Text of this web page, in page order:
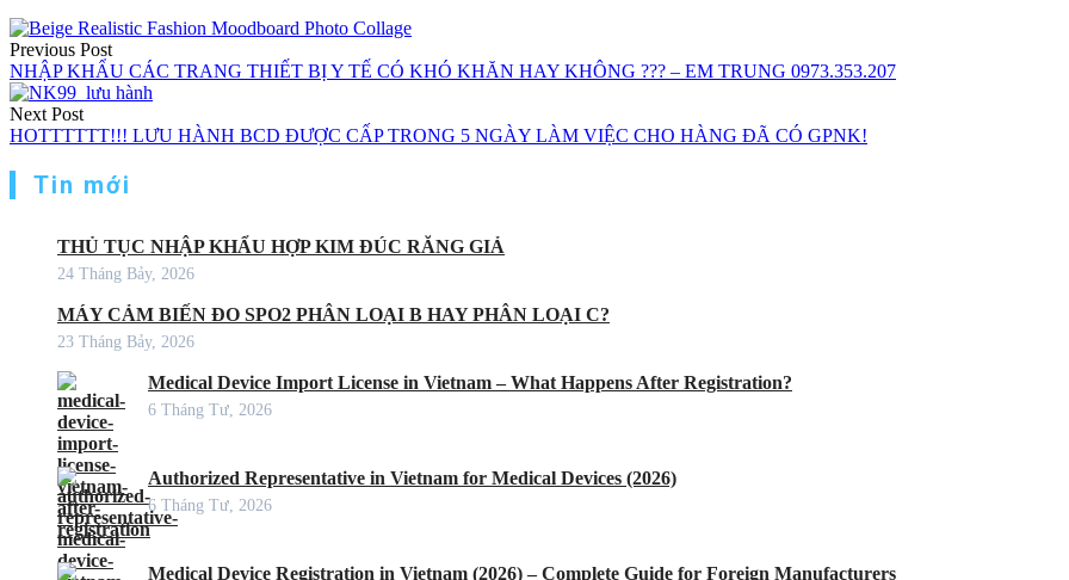
Previous Post
NHẬP KHẨU CÁC TRANG THIẾT BỊ Y TẾ CÓ KHÓ KHĂN HAY KHÔNG ??? – EM TRUNG 0973.353.207
Next Post
HOTTTTTT!!! LƯU HÀNH BCD ĐƯỢC CẤP TRONG 5 NGÀY LÀM VIỆC CHO HÀNG ĐÃ CÓ GPNK!
Tin mới
THỦ TỤC NHẬP KHẨU HỢP KIM ĐÚC RĂNG GIẢ
24 Tháng Bảy, 2026
MÁY CẢM BIẾN ĐO SPO2 PHÂN LOẠI B HAY PHÂN LOẠI C?
23 Tháng Bảy, 2026
Medical Device Import License in Vietnam – What Happens After Registration?
6 Tháng Tư, 2026
Authorized Representative in Vietnam for Medical Devices (2026)
6 Tháng Tư, 2026
Medical Device Registration in Vietnam (2026) – Complete Guide for Foreign Manufacturers